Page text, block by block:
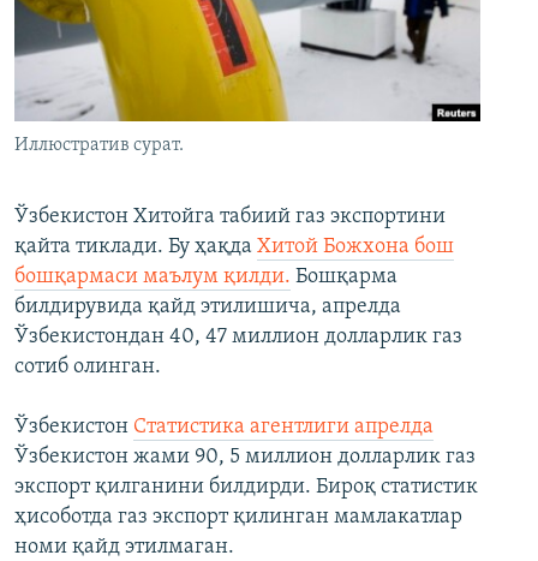
Иллюстратив сурат.
Ўзбекистон Хитойга табиий газ экспортини
қайта тиклади. Бу ҳақда Хитой Божхона бош
бошқармаси маълум қилди. Бошқарма
билдирувида қайд этилишича, апрелда
Ўзбекистондан 40, 47 миллион долларлик газ
сотиб олинган.
Ўзбекистон Статистика агентлиги апрелда
Ўзбекистон жами 90, 5 миллион долларлик газ
экспорт қилганини билдирди. Бироқ статистик
ҳисоботда газ экспорт қилинган мамлакатлар
номи қайд этилмаган.